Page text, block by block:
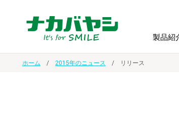
製品紹
ホーム 2015年のニュース リリース